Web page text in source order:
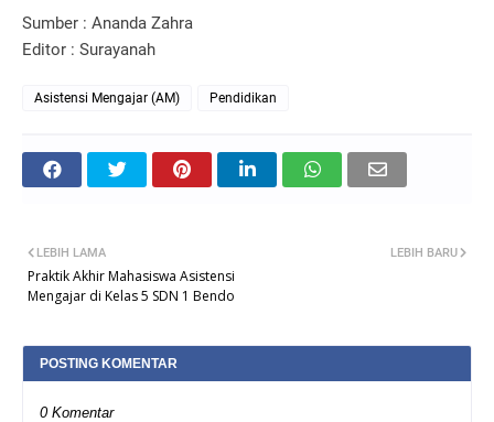
Sumber : Ananda Zahra
Editor : Surayanah
Asistensi Mengajar (AM) Pendidikan
LEBIH BARU
LEBIH LAMA
Praktik Akhir Mahasiswa Asistensi
Mengajar di Kelas 5 SDN 1 Bendo
POSTING KOMENTAR
0 Komentar